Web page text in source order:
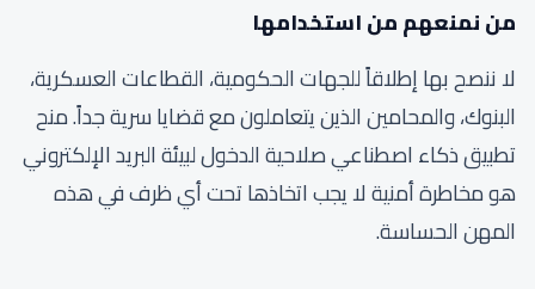
من نمنعهم من استخدامها
لا ننصح بها إطلاقاً للجهات الحكومية، القطاعات العسكرية،
البنوك، والمحامين الذين يتعاملون مع قضايا سرية جداً. منح
تطبيق ذكاء اصطناعي صلاحية الدخول لبيئة البريد الإلكتروني
هو مخاطرة أمنية لا يجب اتخاذها تحت أي ظرف في هذه
المهن الحساسة.